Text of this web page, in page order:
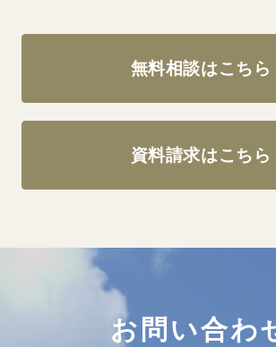
無料相談はこちら
資料請求はこちら
お問い合わ